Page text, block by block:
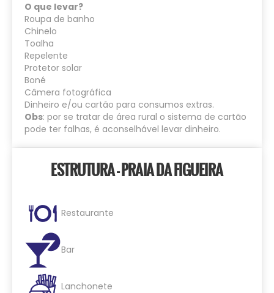
O que levar?
Roupa de banho
Chinelo
Toalha
Repelente
Protetor solar
Boné
Câmera fotográfica
Dinheiro e/ou cartão para consumos extras.
Obs: por se tratar de área rural o sistema de cartão
pode ter falhas, é aconselhável levar dinheiro.
ESTRUTURA - PRAIA DA FIGUEIRA
Restaurante
Bar
Lanchonete